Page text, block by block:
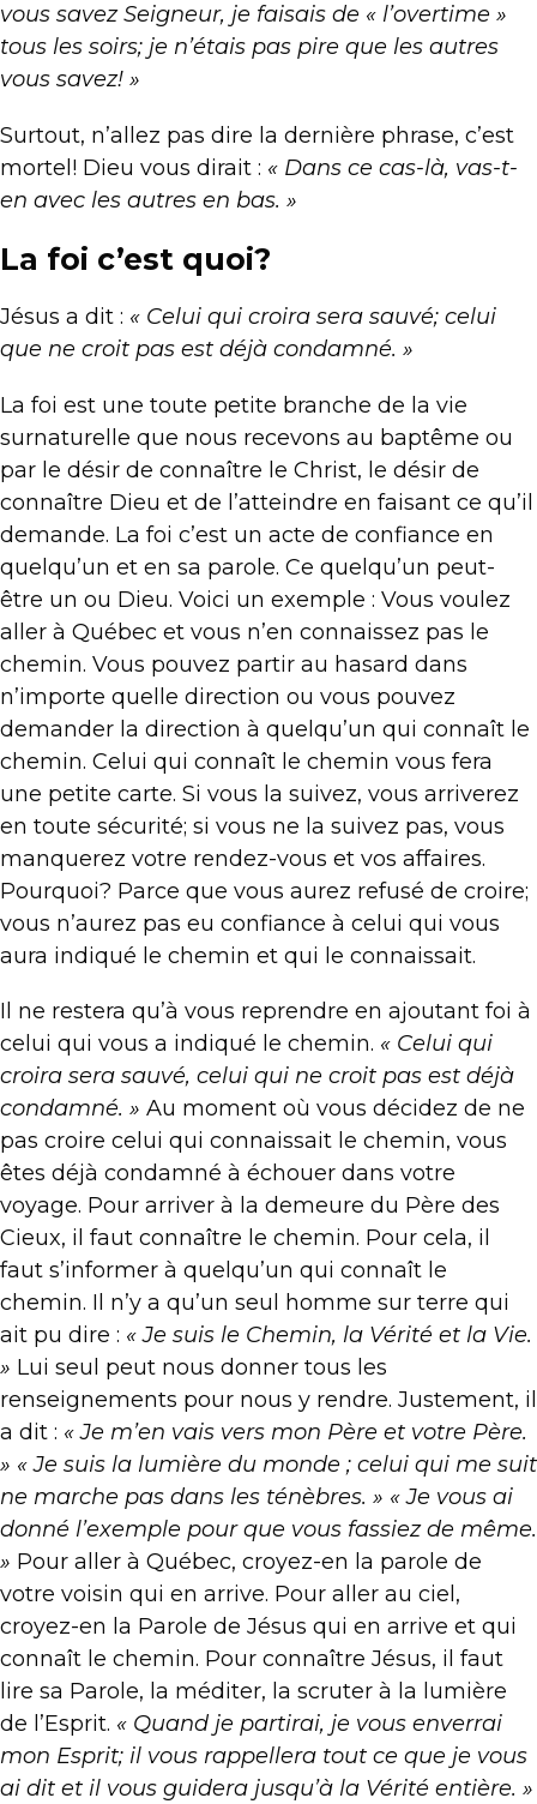
vous savez Seigneur, je faisais de « l’overtime »
tous les soirs; je n’étais pas pire que les autres
vous savez! »
Surtout, n’allez pas dire la dernière phrase, c’est
mortel! Dieu vous dirait : « Dans ce cas-là, vas-t-
en avec les autres en bas. »
La foi c’est quoi?
Jésus a dit : « Celui qui croira sera sauvé; celui
que ne croit pas est déjà condamné. »
La foi est une toute petite branche de la vie
surnaturelle que nous recevons au baptême ou
par le désir de connaître le Christ, le désir de
connaître Dieu et de l’atteindre en faisant ce qu’il
demande. La foi c’est un acte de confiance en
quelqu’un et en sa parole. Ce quelqu’un peut-
être un ou Dieu. Voici un exemple : Vous voulez
aller à Québec et vous n’en connaissez pas le
chemin. Vous pouvez partir au hasard dans
n’importe quelle direction ou vous pouvez
demander la direction à quelqu’un qui connaît le
chemin. Celui qui connaît le chemin vous fera
une petite carte. Si vous la suivez, vous arriverez
en toute sécurité; si vous ne la suivez pas, vous
manquerez votre rendez-vous et vos affaires.
Pourquoi? Parce que vous aurez refusé de croire;
vous n’aurez pas eu confiance à celui qui vous
aura indiqué le chemin et qui le connaissait.
Il ne restera qu’à vous reprendre en ajoutant foi à
celui qui vous a indiqué le chemin. « Celui qui
croira sera sauvé, celui qui ne croit pas est déjà
condamné. » Au moment où vous décidez de ne
pas croire celui qui connaissait le chemin, vous
êtes déjà condamné à échouer dans votre
voyage. Pour arriver à la demeure du Père des
Cieux, il faut connaître le chemin. Pour cela, il
faut s’informer à quelqu’un qui connaît le
chemin. Il n’y a qu’un seul homme sur terre qui
ait pu dire : « Je suis le Chemin, la Vérité et la Vie.
» Lui seul peut nous donner tous les
renseignements pour nous y rendre. Justement, il
a dit : « Je m’en vais vers mon Père et votre Père.
» « Je suis la lumière du monde ; celui qui me suit
ne marche pas dans les ténèbres. » « Je vous ai
donné l’exemple pour que vous fassiez de même.
» Pour aller à Québec, croyez-en la parole de
votre voisin qui en arrive. Pour aller au ciel,
croyez-en la Parole de Jésus qui en arrive et qui
connaît le chemin. Pour connaître Jésus, il faut
lire sa Parole, la méditer, la scruter à la lumière
de l’Esprit. « Quand je partirai, je vous enverrai
mon Esprit; il vous rappellera tout ce que je vous
ai dit et il vous guidera jusqu’à la Vérité entière. »